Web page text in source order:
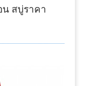
สบู่ราคา